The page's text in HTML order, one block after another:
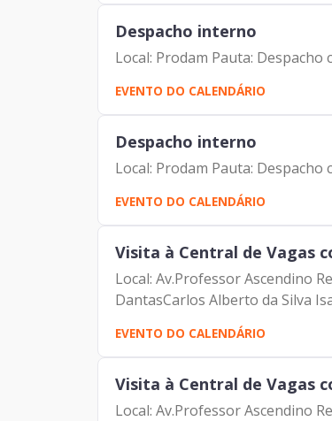
Despacho interno
Local: Prodam Pauta:
EVENTO DO CALENDÁRIO
Despacho interno
Local: Prodam Pauta:
EVENTO DO CALENDÁRIO
Visita à Central de Vagas
Local: Av.Professor Ascendino
DantasCarlos Alberto da Silva
EVENTO DO CALENDÁRIO
Visita à Central de Vagas
Local: Av.Professor Ascendino